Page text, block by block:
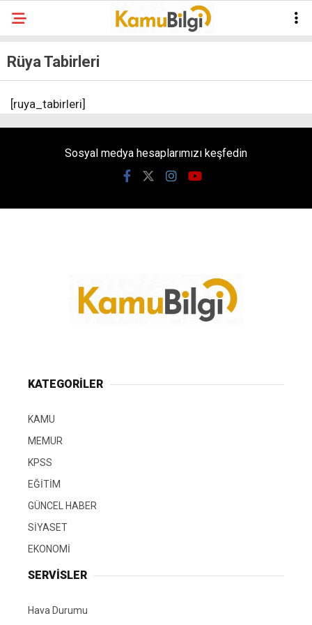
Rüya Tabirleri
[ruya_tabirleri]
Sosyal medya hesaplarımızı keşfedin
KATEGORİLER
KAMU
MEMUR
KPSS
EĞİTİM
GÜNCEL HABER
SİYASET
EKONOMİ
SERVİSLER
Hava Durumu